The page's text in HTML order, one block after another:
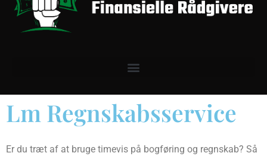
Lm Regnskabsservice
Er du træt af at bruge timevis på bogføring og regnskab? Så